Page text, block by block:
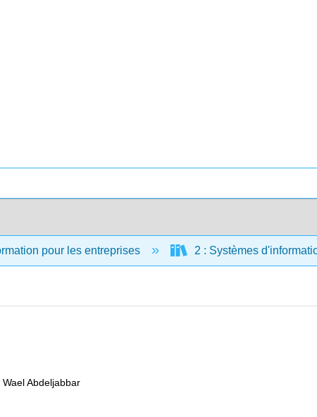
pour les entreprises 2 : Systèmes
Abdeljabbar